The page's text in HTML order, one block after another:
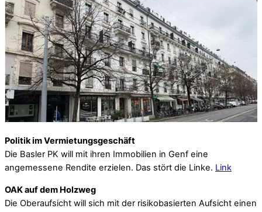
Politik im Vermietungsgeschäft
Die Basler PK will mit ihren Immobilien in Genf eine
angemessene Rendite erzielen. Das stört die Linke. Link
OAK auf dem Holzweg
Die Oberaufsicht will sich mit der risikobasierten Aufsicht einen